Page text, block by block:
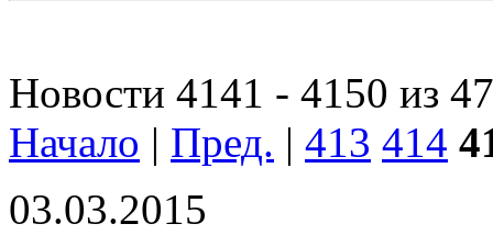
Новости 4141 - 4150 из
Начало | Пред. | 413 414
03.03.2015